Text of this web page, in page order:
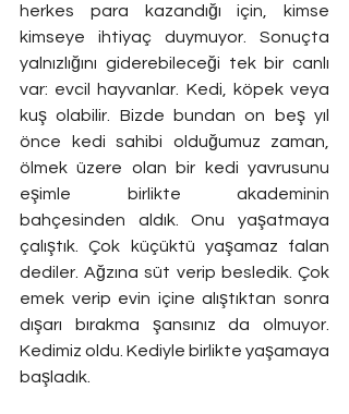
herkes para kazandığı için, kimse
kimseye ihtiyaç duymuyor. Sonuçta
yalnızlığını giderebileceği tek bir canlı
var: evcil hayvanlar. Kedi, köpek veya
kuş olabilir. Bizde bundan on beş yıl
önce kedi sahibi olduğumuz zaman,
ölmek üzere olan bir kedi yavrusunu
eşimle birlikte akademinin
bahçesinden aldık. Onu yaşatmaya
çalıştık. Çok küçüktü yaşamaz falan
dediler. Ağzına süt verip besledik. Çok
emek verip evin içine alıştıktan sonra
dışarı bırakma şansınız da olmuyor.
Kedimiz oldu. Kediyle birlikte yaşamaya
başladık.